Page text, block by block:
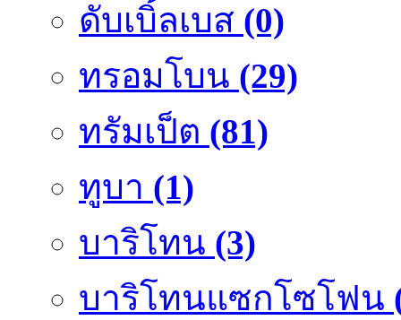
ดับเบิ้ลเบส (0)
ทรอมโบน (29)
ทรัมเป็ต (81)
ทูบา (1)
บาริโทน (3)
บาริโทนแซกโซโฟน